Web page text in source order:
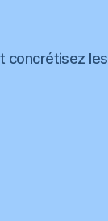
concrétisez